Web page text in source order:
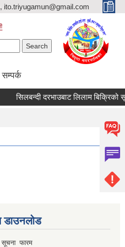
ito.triyugamun@gmail.com
सम्पर्क
सिलबन्दी दरभाउबाट लिलाम बिक्रिको
डाउनलोड
सूचना फारम